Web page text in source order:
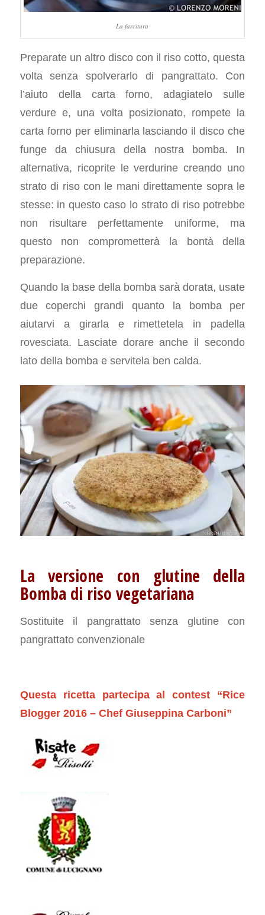
La farcitura
Preparate un altro disco con il riso cotto, questa
volta senza spolverarlo di pangrattato. Con
l’aiuto della carta forno, adagiatelo sulle
verdure e, una volta posizionato, rompete la
carta forno per eliminarla lasciando il disco che
funge da chiusura della nostra bomba. In
alternativa, ricoprite le verdurine creando uno
strato di riso con le mani direttamente sopra le
stesse: in questo caso lo strato di riso potrebbe
non risultare perfettamente uniforme, ma
questo non comprometterà la bontà della
preparazione.
Quando la base della bomba sarà dorata, usate
due coperchi grandi quanto la bomba per
aiutarvi a girarla e rimettetela in padella
rovesciata. Lasciate dorare anche il secondo
lato della bomba e servitela ben calda.
La versione con glutine della
Bomba di riso vegetariana
Sostituite il pangrattato senza glutine con
pangrattato convenzionale
Questa ricetta partecipa al contest “Rice
Blogger 2016 – Chef Giuseppina Carboni”